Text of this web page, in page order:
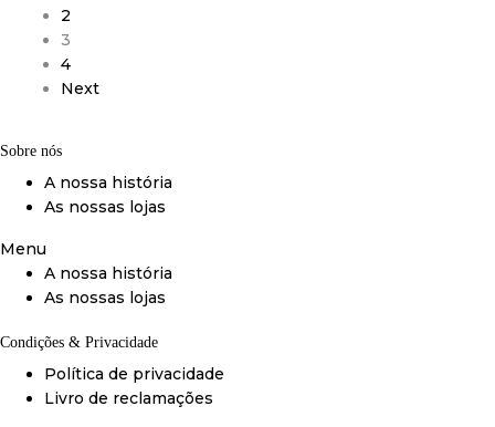
2
3
4
Next
Sobre nós
A nossa história
As nossas lojas
Menu
A nossa história
As nossas lojas
Condições & Privacidade
Política de privacidade
Livro de reclamações